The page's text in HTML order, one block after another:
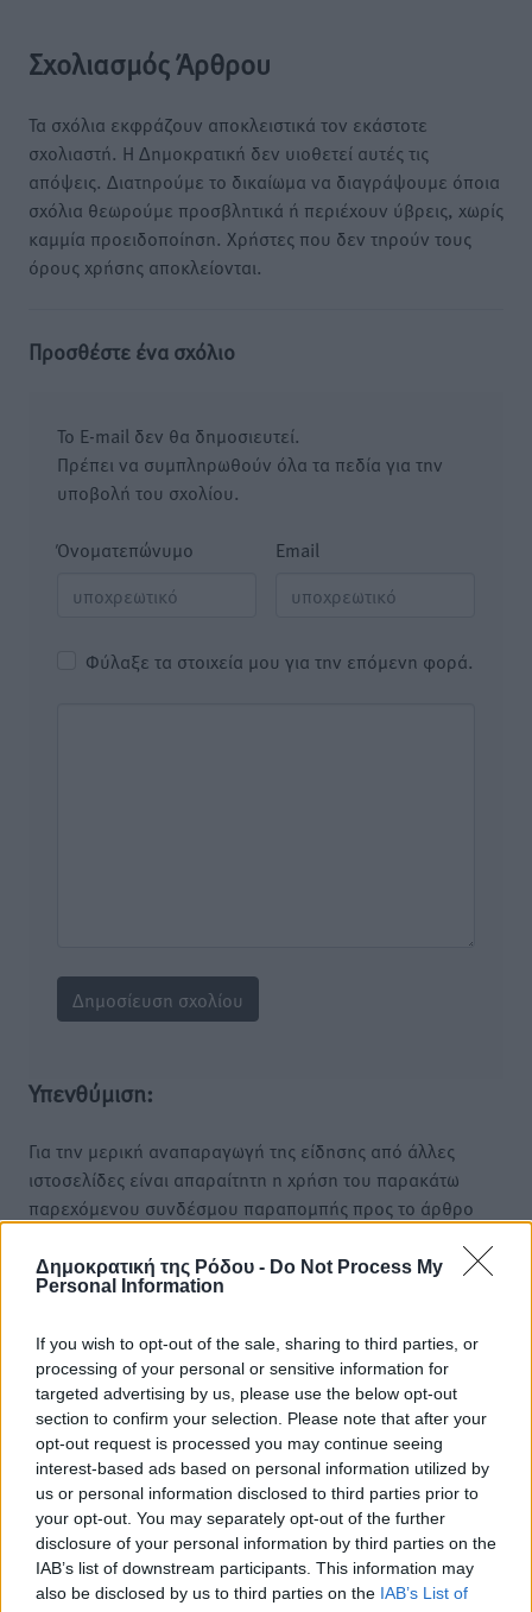
Δημοκρατική της Ρόδου - Do Not Process My
Personal Information
If you wish to opt-out of the sale, sharing to third parties, or
processing of your personal or sensitive information for
targeted advertising by us, please use the below opt-out
section to confirm your selection. Please note that after your
opt-out request is processed you may continue seeing
interest-based ads based on personal information utilized by
us or personal information disclosed to third parties prior to
your opt-out. You may separately opt-out of the further
disclosure of your personal information by third parties on the
IAB’s list of downstream participants. This information may
also be disclosed by us to third parties on the IAB’s List of
Σχολιασμός Άρθρου
Τα σχόλια εκφράζουν αποκλειστικά τον εκάστοτε
σχολιαστή. Η Δημοκρατική δεν υιοθετεί αυτές τις
απόψεις. Διατηρούμε το δικαίωμα να διαγράψουμε όποια
σχόλια θεωρούμε προσβλητικά ή περιέχουν ύβρεις, χωρίς
καμμία προειδοποίηση. Χρήστες που δεν τηρούν τους
όρους χρήσης αποκλείονται.
Προσθέστε ένα σχόλιο
Το E-mail δεν θα δημοσιευτεί.
Πρέπει να συμπληρωθούν όλα τα πεδία για την
υποβολή του σχολίου.
Όνοματεπώνυμο Email
Φύλαξε τα στοιχεία μου για την επόμενη φορά.
Υπενθύμιση:
Για την μερική αναπαραγωγή της είδησης από άλλες
ιστοσελίδες είναι απαραίτητη η χρήση του παρακάτω
παρεχόμενου συνδέσμου παραπομπής προς το άρθρο
o καιρός τώρα:
25°
αίθριος καιρός
11km/h
Δ
25°/27
06:18